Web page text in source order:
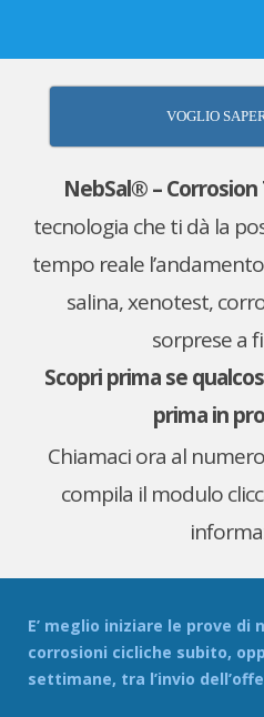
VOGLIO
NebSal® – Corrosion
tecnologia che ti dà la
tempo reale
salina, xenotest,
sorprese a
Scopri prima se
prima in
Chiamaci ora al numero
compila il modulo
E’ meglio iniziare le prove di
corrosioni cicliche subito,
settimane, tra l’invio